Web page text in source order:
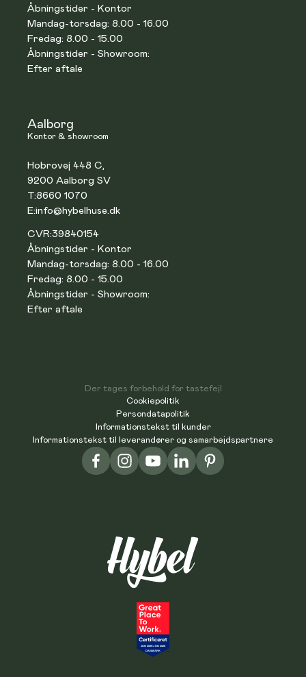
Åbningstider - Kontor
Mandag-torsdag: 8.00 - 16.00
Fredag: 8.00 - 15.00
Åbningstider - Showroom:
Efter aftale
Aalborg
Kontor & showroom
Hobrovej 448 C,
9200 Aalborg SV
T:8660 1070
E:info@hybelhuse.dk
CVR:39840154
Åbningstider - Kontor
Mandag-torsdag: 8.00 - 16.00
Fredag: 8.00 - 15.00
Åbningstider - Showroom:
Efter aftale
Cookiepolitik
Persondatapolitik
Informationstekst til kunder
Informationstekst til leverandører og samarbejdspartnere
Der tages forbehold for tastefejl